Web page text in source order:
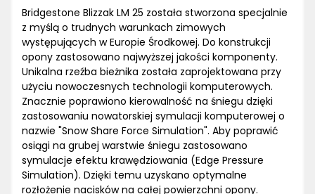
Bridgestone Blizzak LM 25 została stworzona specjalnie
z myślą o trudnych warunkach zimowych
występujących w Europie Środkowej. Do konstrukcji
opony zastosowano najwyższej jakości komponenty.
Unikalna rzeźba bieżnika została zaprojektowana przy
użyciu nowoczesnych technologii komputerowych.
Znacznie poprawiono kierowalność na śniegu dzięki
zastosowaniu nowatorskiej symulacji komputerowej o
nazwie "Snow Share Force Simulation". Aby poprawić
osiągi na grubej warstwie śniegu zastosowano
symulacje efektu krawędziowania (Edge Pressure
Simulation). Dzięki temu uzyskano optymalne
rozłożenie nacisków na całej powierzchni opony.